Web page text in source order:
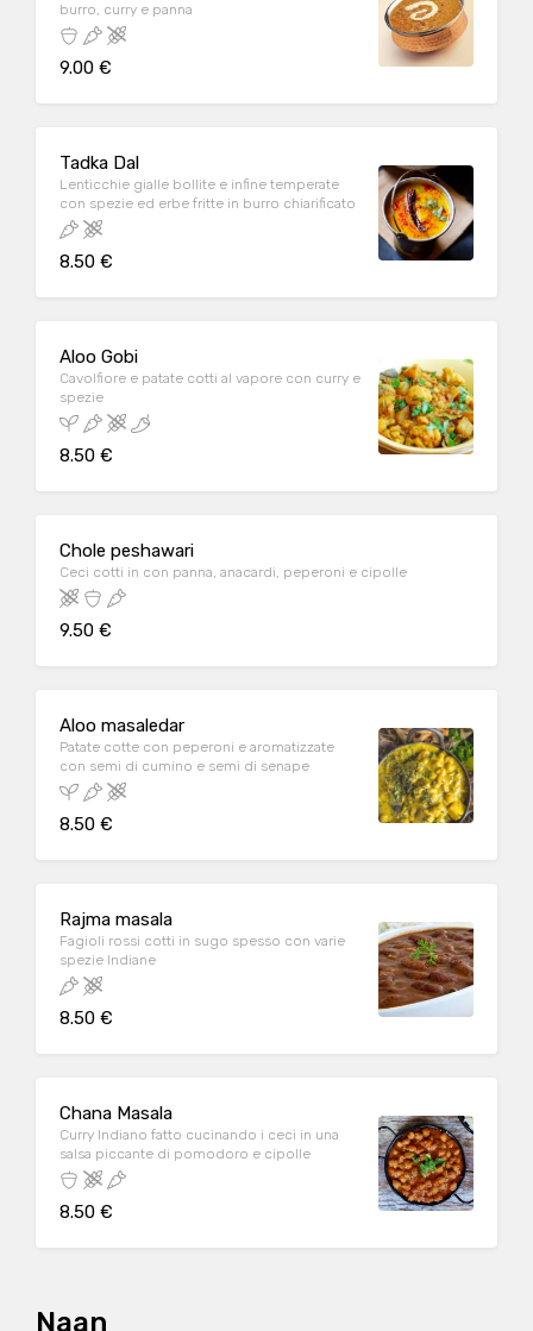
burro, curry e panna
9.00 €
Tadka Dal
Lenticchie gialle bollite e infine temperate
con spezie ed erbe fritte in burro chiarificato
8.50 €
Aloo Gobi
Cavolfiore e patate cotti al vapore con curry e
spezie
8.50 €
Chole peshawari
Ceci cotti in con panna, anacardi, peperoni e cipolle
9.50 €
Aloo masaledar
Patate cotte con peperoni e aromatizzate
con semi di cumino e semi di senape
8.50 €
Rajma masala
Fagioli rossi cotti in sugo spesso con varie
spezie Indiane
8.50 €
Chana Masala
Curry Indiano fatto cucinando i ceci in una
salsa piccante di pomodoro e cipolle
8.50 €
Naan